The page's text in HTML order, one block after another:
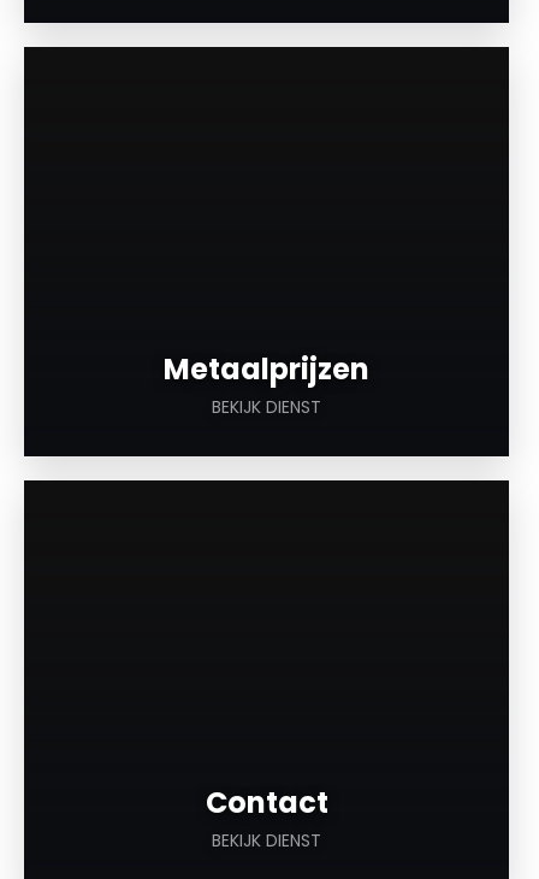
Metaalprijzen
BEKIJK DIENST
Contact
BEKIJK DIENST